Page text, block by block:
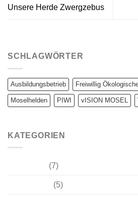
Unsere Herde Zwergzebus
SCHLAGWÖRTER
Ausbildungsbetrieb Freiwillig
Moselhelden PIWI vISION MOSEL
KATEGORIEN
(7)
(5)